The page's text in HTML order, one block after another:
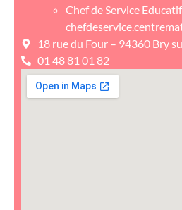
Chef de Service
18 rue du Four – 94360 Bry
01 48 81 01 82